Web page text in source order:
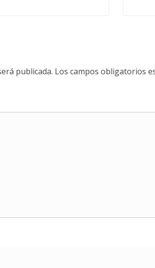
publicada. Los campos obligatorios